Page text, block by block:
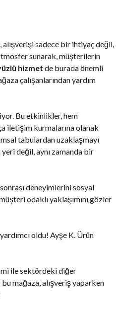
sadece bir ihtiyaç değil,
sunarak, müşterilerin
hizmet de burada önemli
çalışanlarından yardım
Bu etkinlikler, hem
iletişim kurmalarına olanak
tabulardan uzaklaşmayı
değil, aynı zamanda bir
deneyimlerini sosyal
odaklı yaklaşımını gözler
oldu! Ayşe K. Ürün
ile sektördeki diğer
mağaza, alışveriş yaparken